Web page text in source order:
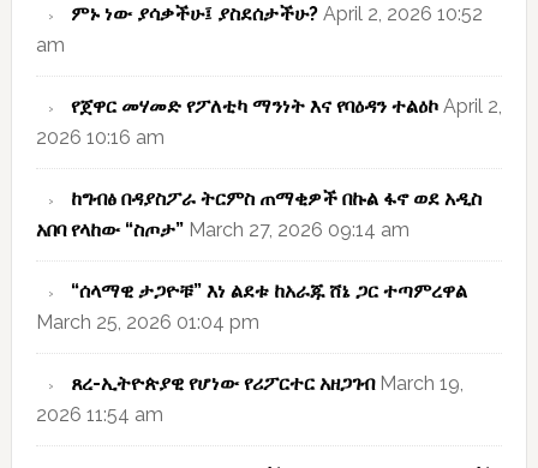
ምኑ ነው ያሳቃችሁ፤ ያስደሰታችሁ? April 2, 2026 10:52
am
የጀዋር መሃመድ የፖለቲካ ማንነት እና የባዕዳን ተልዕኮ April 2,
2026 10:16 am
ከግብፅ በዳያስፖራ ትርምስ ጠማቂዎች በኩል ፋኖ ወደ አዲስ
አበባ የላከው “ስጦታ” March 27, 2026 09:14 am
“ሰላማዊ ታጋዮቹ” እነ ልደቱ ከአራጁ ሸኔ ጋር ተጣምረዋል
March 25, 2026 01:04 pm
ጸረ-ኢትዮጵያዊ የሆነው የሪፖርተር አዘጋገብ March 19,
2026 11:54 am